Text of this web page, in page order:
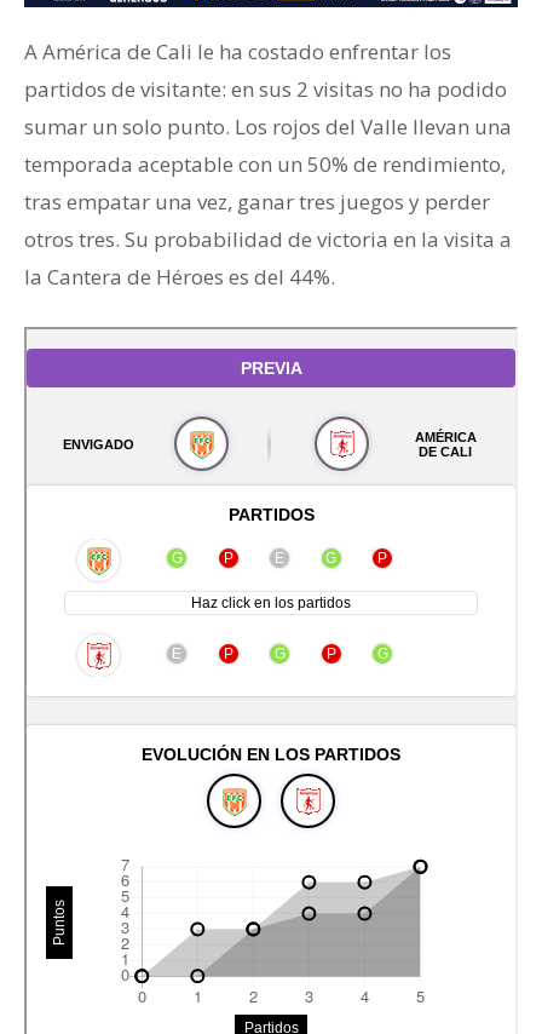
A América de Cali le ha costado enfrentar los
partidos de visitante: en sus 2 visitas no ha podido
sumar un solo punto. Los rojos del Valle llevan una
temporada aceptable con un 50% de rendimiento,
tras empatar una vez, ganar tres juegos y perder
otros tres. Su probabilidad de victoria en la visita a
la Cantera de Héroes es del 44%.